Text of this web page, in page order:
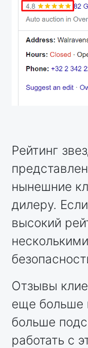
Рейтинг
нынешние
дилеру.
высокий
Отзывы
еще больше
больше
работать с